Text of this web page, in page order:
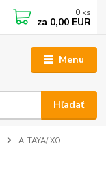
Menu
Hľadať
0 ks
za 0,00 EUR
ALTAYA/IXO